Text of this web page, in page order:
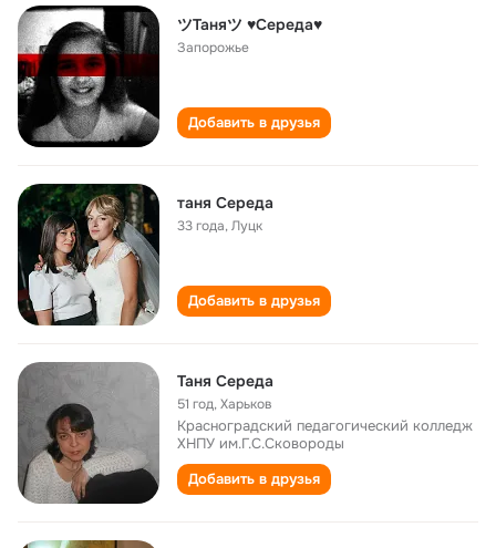
ツТаняツ ♥Середа♥
Запорожье
Добавить в друзья
таня Середа
33 года,Луцк
Добавить в друзья
Таня Середа
51 год,Харьков
Красноградский педагогический колледж
ХНПУ им.Г.С.Сковороды
Добавить в друзья